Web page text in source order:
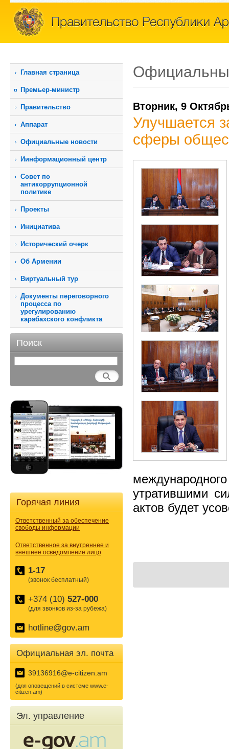
Главная страница
Премьер-министр
Правительство
Аппарат
Официальные новости
Иинформационный центр
Совет по
антикоррупционной
политике
Проекты
Инициатива
Исторический очерк
Об Армении
Виртуальный тур
Документы переговорного
процесса по
урегулированию
карабахского конфликта
Поиск
Горячая линия
Ответственный за обеспечение
свободы информации
Ответственное за внутреннее и
внешнее осведомление лицо
1-17
(звонок бесплатный)
+374 (10) 527-000
(для звонков из-за рубежа)
hotline@gov.am
Официальная эл. почта
39136916@e-citizen.am
(для оповещений в системе www.e-
citizen.am)
Эл. управление
Вторник, 9
Улучшается
сферы
утратившими
актов будет